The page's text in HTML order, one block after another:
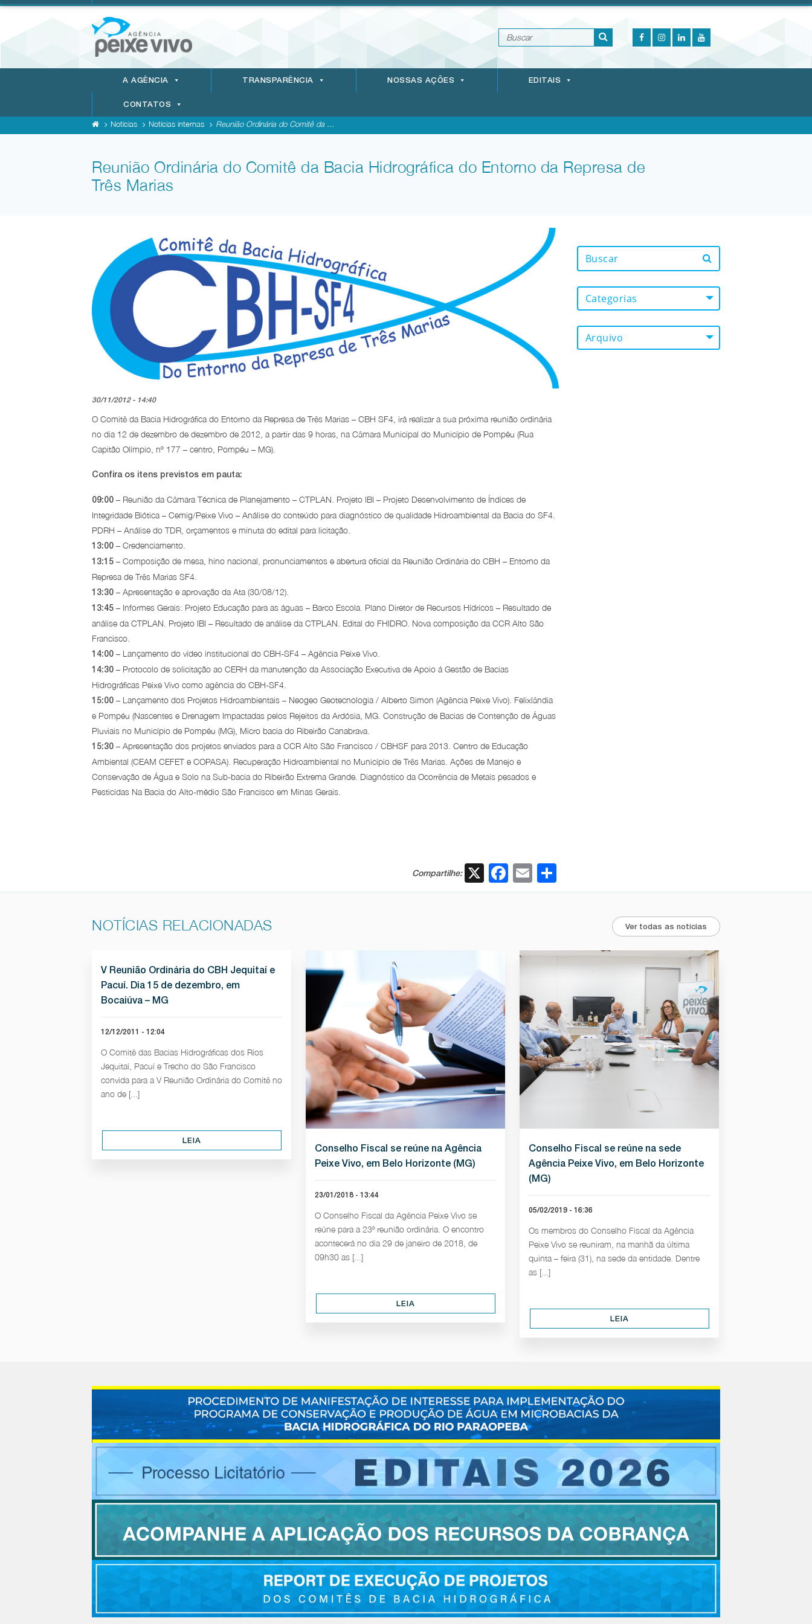
A AGÊNCIA TRANSPARÊNCIA NOSSAS AÇÕES EDITAIS
CONTATOS
Notícias Notícias internas Reunião Ordinária do Comitê da ...
Reunião Ordinária do Comitê da Bacia Hidrográfica do Entorno da Represa de
Três Marias
30/11/2012 - 14:40
O Comitê da Bacia Hidrográfica do Entorno da Represa de Três Marias – CBH SF4, irá realizar a sua próxima reunião ordinária
no dia 12 de dezembro de dezembro de 2012, a partir das 9 horas, na Câmara Municipal do Município de Pompéu (Rua
Capitão Olímpio, nº 177 – centro, Pompéu – MG).
Confira os itens previstos em pauta:
09:00 – Reunião da Câmara Técnica de Planejamento – CTPLAN. Projeto IBI – Projeto Desenvolvimento de Índices de
Integridade Biótica – Cemig/Peixe Vivo – Análise do conteúdo para diagnóstico de qualidade Hidroambiental da Bacia do SF4.
PDRH – Análise do TDR, orçamentos e minuta do edital para licitação.
13:00 – Credenciamento.
13:15 – Composição de mesa, hino nacional, pronunciamentos e abertura oficial da Reunião Ordinária do CBH – Entorno da
Represa de Três Marias SF4.
13:30 – Apresentação e aprovação da Ata (30/08/12).
13:45 – Informes Gerais: Projeto Educação para as águas – Barco Escola. Plano Diretor de Recursos Hídricos – Resultado de
análise da CTPLAN. Projeto IBI – Resultado de análise da CTPLAN. Edital do FHIDRO. Nova composição da CCR Alto São
Francisco.
14:00 – Lançamento do vídeo institucional do CBH-SF4 – Agência Peixe Vivo.
14:30 – Protocolo de solicitação ao CERH da manutenção da Associação Executiva de Apoio á Gestão de Bacias
Hidrográficas Peixe Vivo como agência do CBH-SF4.
15:00 – Lançamento dos Projetos Hidroambientais – Neogeo Geotecnologia / Alberto Simon (Agência Peixe Vivo). Felixlândia
e Pompéu (Nascentes e Drenagem Impactadas pelos Rejeitos da Ardósia, MG. Construção de Bacias de Contenção de Águas
Pluviais no Município de Pompéu (MG), Micro bacia do Ribeirão Canabrava.
15:30 – Apresentação dos projetos enviados para a CCR Alto São Francisco / CBHSF para 2013. Centro de Educação
Ambiental (CEAM CEFET e COPASA). Recuperação Hidroambiental no Município de Três Marias. Ações de Manejo e
Conservação de Água e Solo na Sub-bacia do Ribeirão Extrema Grande. Diagnóstico da Ocorrência de Metais pesados e
Pesticidas Na Bacia do Alto-médio São Francisco em Minas Gerais.
Compartilhe: X Facebook
EmailShare
Categorias
Arquivo
NOTÍCIAS RELACIONADAS Ver todas as notícias
V Reunião Ordinária do CBH Jequitaí e
Pacuí. Dia 15 de dezembro, em
Bocaiúva – MG
12/12/2011 - 12:04
O Comitê das Bacias Hidrográficas dos Rios
Jequitaí, Pacuí e Trecho do São Francisco
convida para a V Reunião Ordinária do Comitê no
ano de [...]
LEIA
Conselho Fiscal se reúne na Agência
Peixe Vivo, em Belo Horizonte (MG)
23/01/2018 - 13:44
O Conselho Fiscal da Agência Peixe Vivo se
reúne para a 23ª reunião ordinária. O encontro
acontecerá no dia 29 de janeiro de 2018, de
09h30 as [...]
LEIA
Conselho Fiscal se reúne na sede
Agência Peixe Vivo, em Belo Horizonte
(MG)
05/02/2019 - 16:36
Os membros do Conselho Fiscal da Agência
Peixe Vivo se reuniram, na manhã da última
quinta – feira (31), na sede da entidade. Dentre
as [...]
LEIA